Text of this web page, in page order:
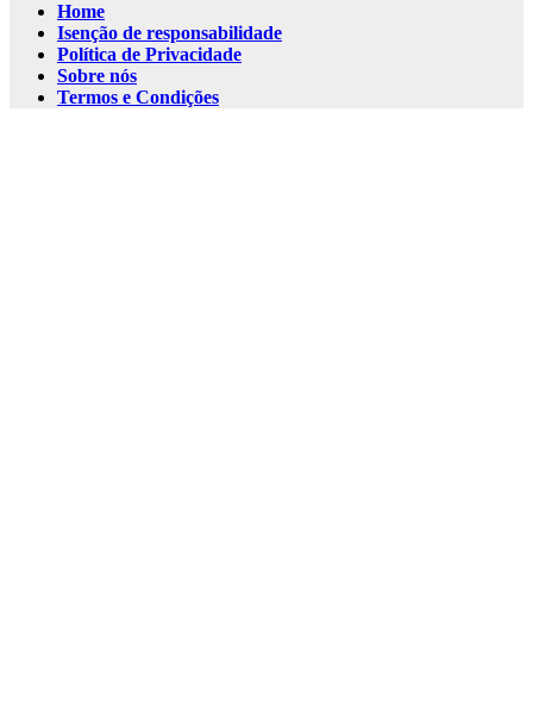
Home
Isenção de responsabilidade
Política de Privacidade
Sobre nós
Termos e Condições